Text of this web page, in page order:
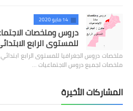
14 مايو 2020
دروس وملخصات
للمستوى الرابع
ملخصات دروس الجغرافيا للمستوى الرابع
ملخصات لجميع دروس الاجتماعيات …
المشاركات الأخيرة